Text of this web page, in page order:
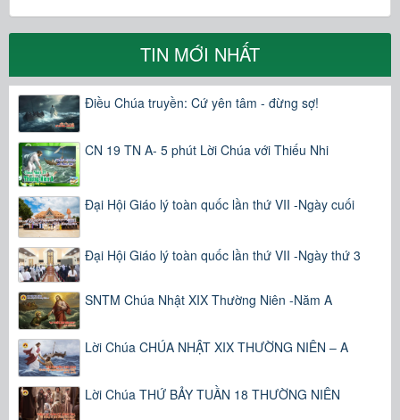
TIN MỚI NHẤT
Điều Chúa truyền: Cứ yên tâm - đừng sợ!
CN 19 TN A- 5 phút Lời Chúa với Thiếu Nhi
Đại Hội Giáo lý toàn quốc lần thứ VII -Ngày cuối
Đại Hội Giáo lý toàn quốc lần thứ VII -Ngày thứ 3
SNTM Chúa Nhật XIX Thường Niên -Năm A
Lời Chúa CHÚA NHẬT XIX THƯỜNG NIÊN – A
Lời Chúa THỨ BẢY TUẦN 18 THƯỜNG NIÊN